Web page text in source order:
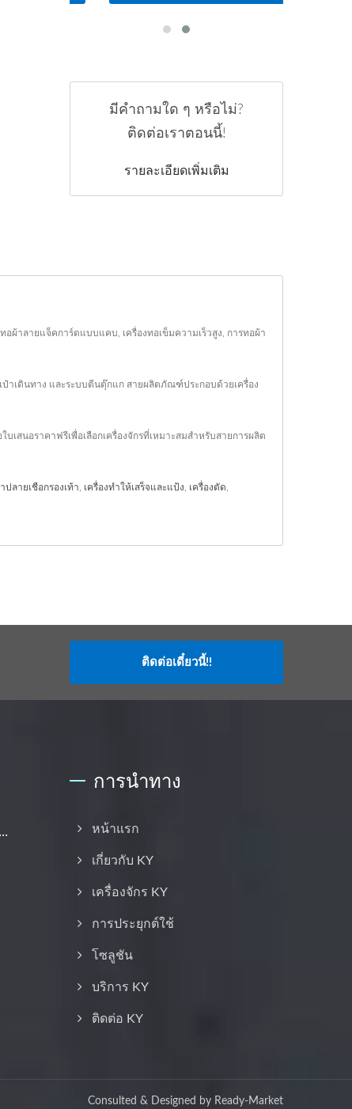
มีคำถามใด ๆ หรือไม่?
ติดต่อเราตอนนี้!
รายละเอียดเพิ่มเติม
อผ้าลายแจ็คการ์ดแบบแคบ, เครื่องทอเข็มความเร็วสูง, การทอผ้า
ป๋าเดินทาง และระบบตีนตุ๊กแก สายผลิตภัณฑ์ประกอบด้วยเครื่อง
สนอราคาฟรีเพื่อเลือกเครื่องจักรที่เหมาะสมสำหรับสายการผลิต
ปลายเชือกรองเท้า เครื่องทำให้เสร็จและแป้ง เครื่องตัด
ติดต่อเดี๋ยวนี้!!
การนำทาง
หน้าแรก
เกี่ยวกับ KY
เครื่องจักร KY
การประยุกต์ใช้
โซลูชัน
บริการ KY
ติดต่อ KY
Consulted & Designed by Ready-Market